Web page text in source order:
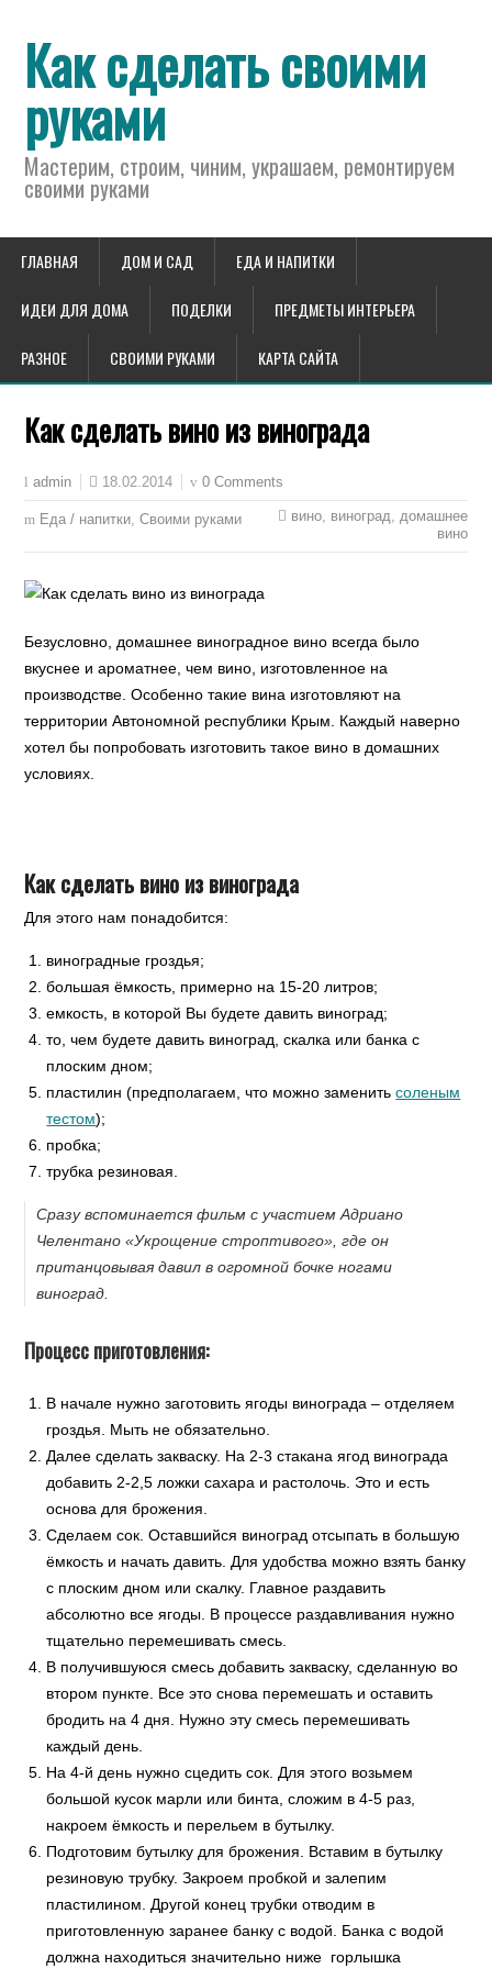
Как сделать своими
руками
Мастерим, строим, чиним, украшаем, ремонтируем
своими руками
ГЛАВНАЯ ДОМ И САД ЕДА И НАПИТКИ
ИДЕИ ДЛЯ ДОМА ПОДЕЛКИ ПРЕДМЕТЫ ИНТЕРЬЕРА
РАЗНОЕ СВОИМИ РУКАМИ КАРТА САЙТА
Как сделать вино из винограда
admin 18.02.2014 0 Comments
Еда / напитки,Своими руками вино, виноград, домашнее
вино
Безусловно, домашнее виноградное вино всегда было
вкуснее и ароматнее, чем вино, изготовленное на
производстве. Особенно такие вина изготовляют на
территории Автономной республики Крым. Каждый наверно
хотел бы попробовать изготовить такое вино в домашних
условиях.
Как сделать вино из винограда
Для этого нам понадобится:
виноградные гроздья;
большая ёмкость, примерно на 15-20 литров;
емкость, в которой Вы будете давить виноград;
то, чем будете давить виноград, скалка или банка с
плоским дном;
пластилин (предполагаем, что можно заменитьсоленым
тестом);
пробка;
трубка резиновая.
Сразу вспоминается фильм с участием Адриано
Челентано «Укрощение строптивого», где он
пританцовывая давил в огромной бочке ногами
виноград.
Процесс приготовления:
В начале нужно заготовить ягоды винограда – отделяем
гроздья. Мыть не обязательно.
Далее сделать закваску. На 2-3 стакана ягод винограда
добавить 2-2,5 ложки сахара и растолочь. Это и есть
основа для брожения.
Сделаем сок. Оставшийся виноград отсыпать в большую
ёмкость и начать давить. Для удобства можно взять банку
с плоским дном или скалку. Главное раздавить
абсолютно все ягоды. В процессе раздавливания нужно
тщательно перемешивать смесь.
В получившуюся смесь добавить закваску, сделанную во
втором пункте. Все это снова перемешать и оставить
бродить на 4 дня. Нужно эту смесь перемешивать
каждый день.
На 4-й день нужно сцедить сок. Для этого возьмем
большой кусок марли или бинта, сложим в 4-5 раз,
накроем ёмкость и перельем в бутылку.
Подготовим бутылку для брожения. Вставим в бутылку
резиновую трубку. Закроем пробкой и залепим
пластилином. Другой конец трубки отводим в
приготовленную заранее банку с водой. Банка с водой
должна находиться значительно ниже горлышка